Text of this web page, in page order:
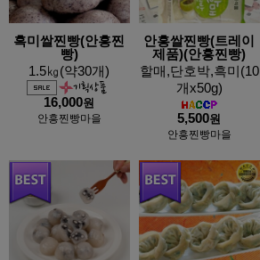
흑미쌀찐빵(안흥찐
빵)
1.5㎏(약30개)
16,000원
안흥찐빵마을
안흥쌀찐빵(트레이
제품)(안흥찐빵)
할매,단호박,흑미(10
개x50g)
5,500원
안흥찐빵마을